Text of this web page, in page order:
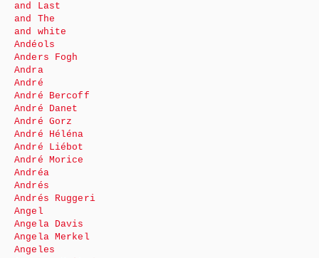
and Last
and The
and white
Andéols
Anders Fogh
Andra
André
André Bercoff
André Danet
André Gorz
André Héléna
André Liébot
André Morice
Andréa
Andrés
Andrés Ruggeri
Angel
Angela Davis
Angela Merkel
Angeles